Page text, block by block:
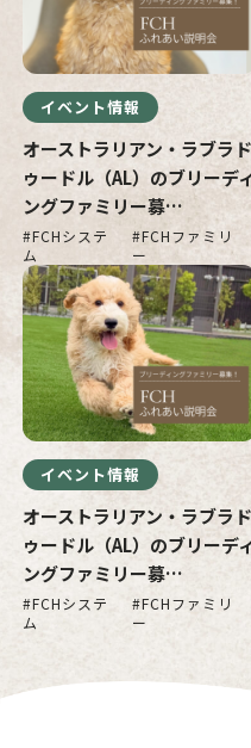
イベント情報
オーストラリアン・ラブラド
ゥードル（AL）のブリーデ
ングファミリー募…
FCHシステ
ム
FCHファミリ
ー
イベント情報
オーストラリアン・ラブラド
ゥードル（AL）のブリーデ
ングファミリー募…
FCHシステ
ム
FCHファミリ
ー